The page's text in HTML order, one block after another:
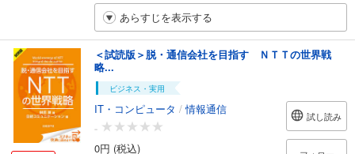
あらすじを表示する
＜試読版＞脱・通信会社を目指す ＮＴＴの世界戦
略...
ビジネス・実用
IT・コンピュータ /情報通信
-
0円 (税込)
試し読み